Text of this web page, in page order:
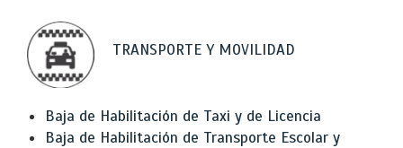
TRANSPORTE Y MOVILIDAD
Baja de Habilitación de Taxi y de Licencia
Baja de Habilitación de Transporte Escolar y